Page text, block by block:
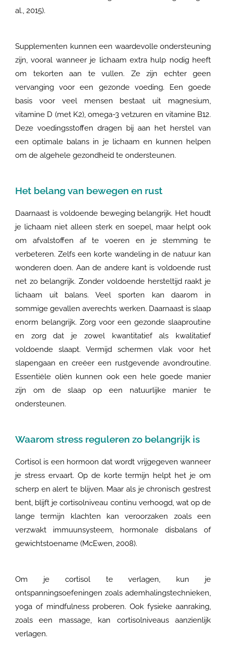
al., 2015).
Supplementen kunnen een waardevolle ondersteuning
zijn, vooral wanneer je lichaam extra hulp nodig heeft
om tekorten aan te vullen. Ze zijn echter geen
vervanging voor een gezonde voeding. Een goede
basis voor veel mensen bestaat uit magnesium,
vitamine D (met K2), omega-3 vetzuren en vitamine B12.
Deze voedingsstoffen dragen bij aan het herstel van
een optimale balans in je lichaam en kunnen helpen
om de algehele gezondheid te ondersteunen.
Het belang van bewegen en rust
Daarnaast is voldoende beweging belangrijk. Het houdt
je lichaam niet alleen sterk en soepel, maar helpt ook
om afvalstoffen af te voeren en je stemming te
verbeteren. Zelfs een korte wandeling in de natuur kan
wonderen doen. Aan de andere kant is voldoende rust
net zo belangrijk. Zonder voldoende hersteltijd raakt je
lichaam uit balans. Veel sporten kan daarom in
sommige gevallen averechts werken. Daarnaast is slaap
enorm belangrijk. Zorg voor een gezonde slaaproutine
en zorg dat je zowel kwantitatief als kwalitatief
voldoende slaapt. Vermijd schermen vlak voor het
slapengaan en creëer een rustgevende avondroutine.
Essentiële oliën kunnen ook een hele goede manier
zijn om de slaap op een natuurlijke manier te
ondersteunen.
Waarom stress reguleren zo belangrijk is
Cortisol is een hormoon dat wordt vrijgegeven wanneer
je stress ervaart. Op de korte termijn helpt het je om
scherp en alert te blijven. Maar als je chronisch gestrest
bent, blijft je cortisolniveau continu verhoogd, wat op de
lange termijn klachten kan veroorzaken zoals een
verzwakt immuunsysteem, hormonale disbalans of
gewichtstoename (McEwen, 2008).
Om je cortisol te verlagen, kun je
ontspanningsoefeningen zoals ademhalingstechnieken,
yoga of mindfulness proberen. Ook fysieke aanraking,
zoals een massage, kan cortisolniveaus aanzienlijk
verlagen.